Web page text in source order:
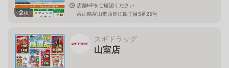
2枚
店舗HPをご確認ください
富山県富山市西長江四丁目5番25号
スギドラッグ
山室店